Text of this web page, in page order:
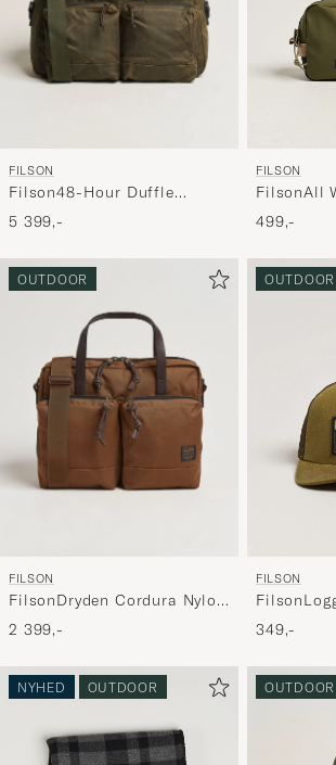
FILSON
Filson48-Hour Duffle
BagOtter Green
5 399,-
FILSON
FilsonAll
PackOlive
499,-
OUTDOOR
FILSON
FilsonDryden Cordura Nylon
BriefcaseWhiskey
2 399,-
OUTDOOR
FILSON
349,-
NYHED OUTDOOR OUTDOOR